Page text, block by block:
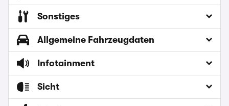
Sonstiges
Allgemeine Fahrzeugdaten
Infotainment
Sicht